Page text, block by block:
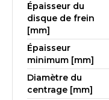
Épaisseur du
disque de frein
[mm]
Épaisseur
minimum [mm]
Diamètre du
centrage [mm]